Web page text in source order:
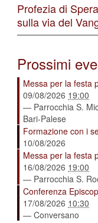
Profezia di
sulla via del
Prossimi
Messa per la festa
09/08/2026 19:00
— Parrocchia S.
Bari-Palese
Formazione con i
10/08/2026
Messa per la festa
16/08/2026 19:00
— Parrocchia S.
Conferenza
17/08/2026 10:30
— Conversano